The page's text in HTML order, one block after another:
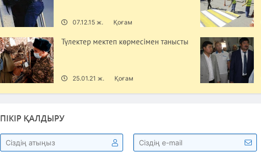
07.12.15 ж. Қоғам
Түлектер мектеп көрмесімен танысты
25.01.21 ж. Қоғам
ПІКІР ҚАЛДЫРУ